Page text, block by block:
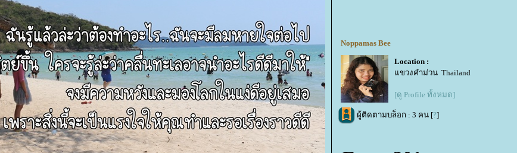
Noppamas Bee
Location :
ขวงคำม่วน Thailand
[ดู Profile ทั้งหมด]
ผู้ติดตามบล็อก : 3 คน [?]